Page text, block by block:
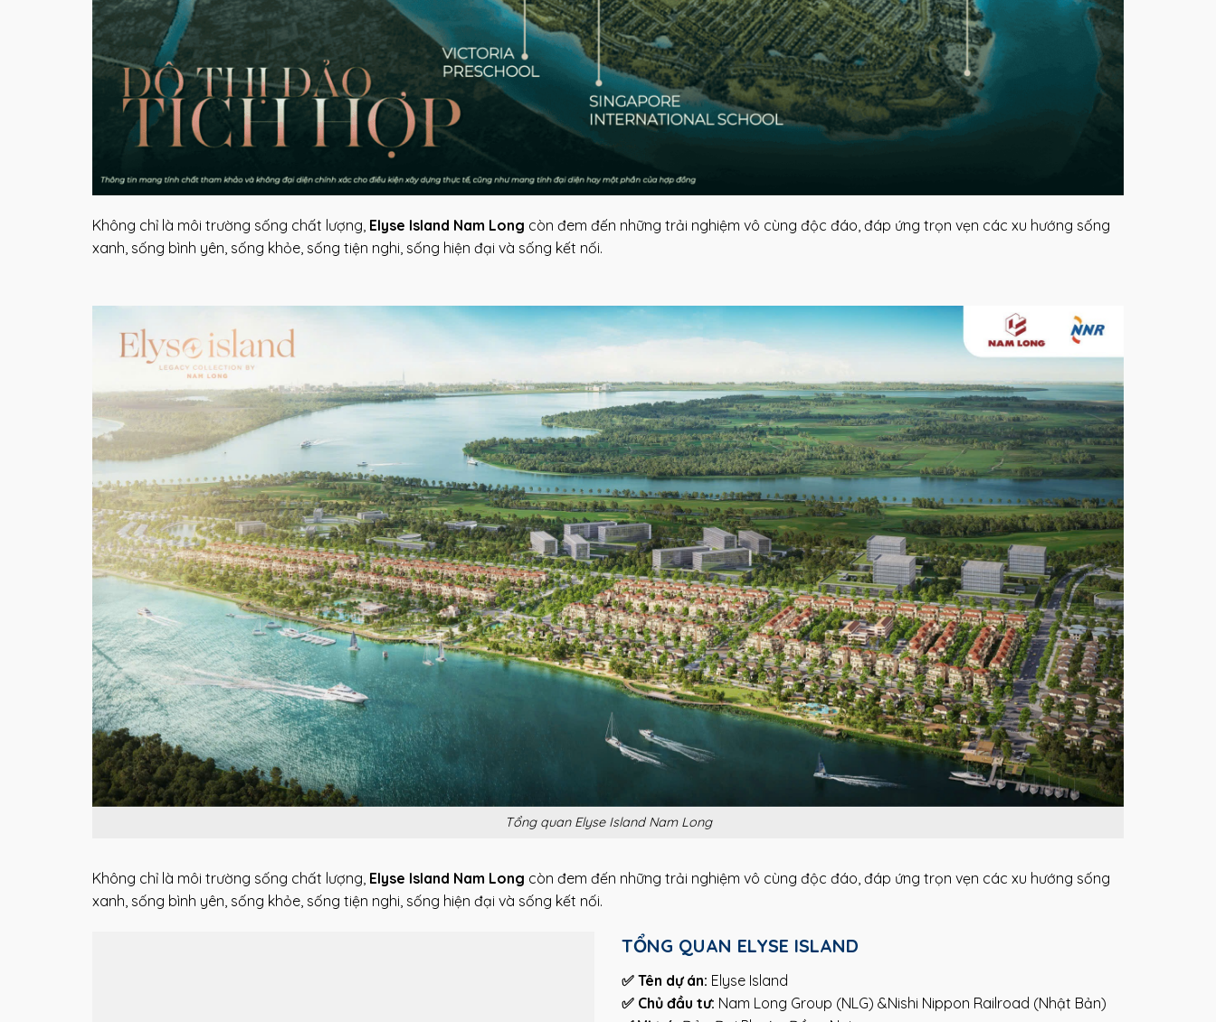
Không chỉ là môi trường sống chất lượng, Elyse Island Nam Long còn đem đến những trải nghiệm vô cùng độc đáo, đáp ứng trọn vẹn các xu hướng sống
xanh, sống bình yên, sống khỏe, sống tiện nghi, sống hiện đại và sống kết nối.
Tổng quan Elyse Island Nam Long
Không chỉ là môi trường sống chất lượng, Elyse Island Nam Long còn đem đến những trải nghiệm vô cùng độc đáo, đáp ứng trọn vẹn các xu hướng sống
xanh, sống bình yên, sống khỏe, sống tiện nghi, sống hiện đại và sống kết nối.
TỔNG QUAN ELYSE ISLAND
✅ Tên dự án: Elyse Island
✅ Chủ đầu tư: Nam Long Group (NLG) &Nishi Nippon Railroad (Nhật Bản)